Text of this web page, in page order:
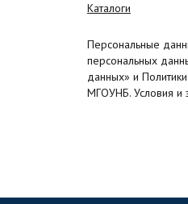
Каталоги
Персональные
персональных
данных» и
МГОУНБ. Условия и